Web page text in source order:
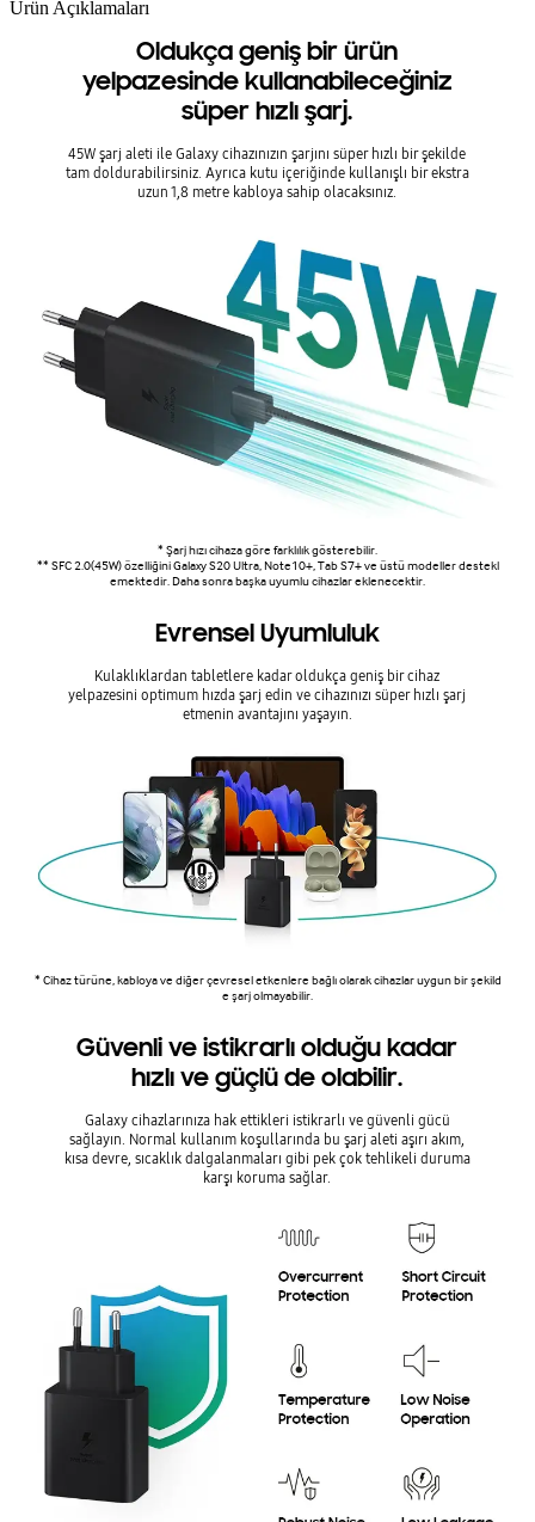
Ürün Açıklamaları
Oldukça geniş bir ürün
yelpazesinde kullanabileceğiniz
süper hızlı şarj.
45W şarj aleti ile Galaxy cihazınızın şarjını süper hızlı bir şekilde
tam doldurabilirsiniz. Ayrıca kutu içeriğinde kullanışlı bir ekstra
uzun 1,8 metre kabloya sahip olacaksınız.
* Şarj hızı cihaza göre farklılık gösterebilir.
** SFC 2.0(45W) özelliğini Galaxy S20 Ultra, Note10+, Tab S7+ ve üstü modeller destekl
emektedir. Daha sonra başka uyumlu cihazlar eklenecektir.
Evrensel Uyumluluk
Kulaklıklardan tabletlere kadar oldukça geniş bir cihaz
yelpazesini optimum hızda şarj edin ve cihazınızı süper hızlı şarj
etmenin avantajını yaşayın.
* Cihaz türüne, kabloya ve diğer çevresel etkenlere bağlı olarak cihazlar uygun bir şekild
e şarj olmayabilir.
Güvenli ve istikrarlı olduğu kadar
hızlı ve güçlü de olabilir.
Galaxy cihazlarınıza hak ettikleri istikrarlı ve güvenli gücü
sağlayın. Normal kullanım koşullarında bu şarj aleti aşırı akım,
kısa devre, sıcaklık dalgalanmaları gibi pek çok tehlikeli duruma
karşı koruma sağlar.